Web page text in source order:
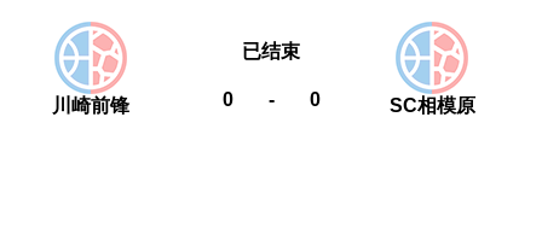
川崎前锋 0 - 0
已结束
SC相模原